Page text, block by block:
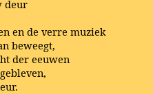
deur
en de verre muziek
beweegt,
der eeuwen